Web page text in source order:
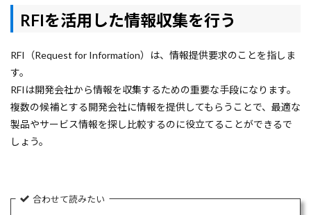
RFIを活用した情報収集を行う
RFI（Request for Information）は、情報提供要求のことを指しま
す。
RFIは開発会社から情報を収集するための重要な手段になります。
複数の候補とする開発会社に情報を提供してもらうことで、最適な
製品やサービス情報を探し比較するのに役立てることができるで
しょう。
合わせて読みたい